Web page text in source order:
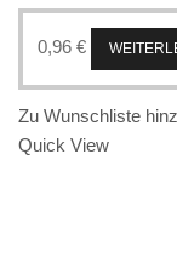
0,96 €
Zu Wunschliste
Quick View